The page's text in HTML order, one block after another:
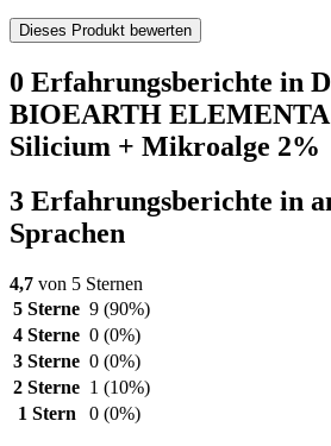
Dieses Produkt bewerten
0 Erfahrungsberichte in
BIOEARTH
Silicium + Mikroalge 2%
3 Erfahrungsberichte in
Sprachen
4,7 von 5 Sternen
5 Sterne 9 (90%)
4 Sterne 0 (0%)
3 Sterne 0 (0%)
2 Sterne 1 (10%)
1 Stern
0 (0%)